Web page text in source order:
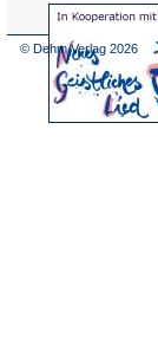
© Dehm Verlag 2026